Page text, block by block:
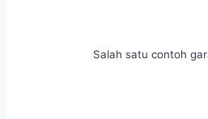
Salah satu contoh